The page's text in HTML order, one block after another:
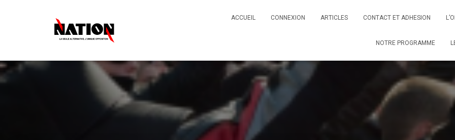
ACCUEIL CONNEXION ARTICLES CONTACT ET ADHESION
NOTRE PROGRAMME